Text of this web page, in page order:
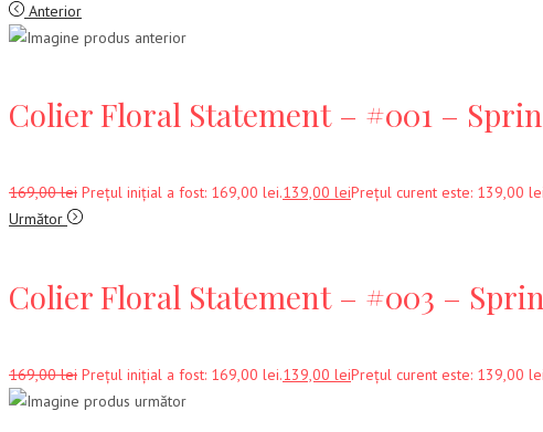
Anterior
Colier Floral Statement – #001 –
169,00lei Prețul inițial a fost: 169,00 lei.139,00 leiPrețul curent este: 139,00
Următor
Colier Floral Statement – #003 –
169,00lei Prețul inițial a fost: 169,00 lei.139,00 leiPrețul curent este: 139,00